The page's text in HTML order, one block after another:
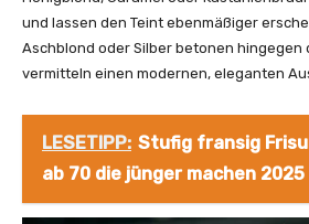
und lassen den Teint ebenmäßiger
Aschblond oder Silber betonen hingegen
vermitteln einen modernen, eleganten
LESETIPP: Stufig fransig
ab 70 die jünger machen 2025